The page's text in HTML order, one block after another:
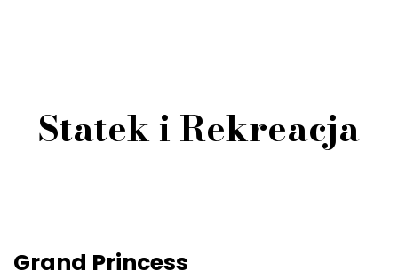
Statek i Rekreacja
Grand Princess